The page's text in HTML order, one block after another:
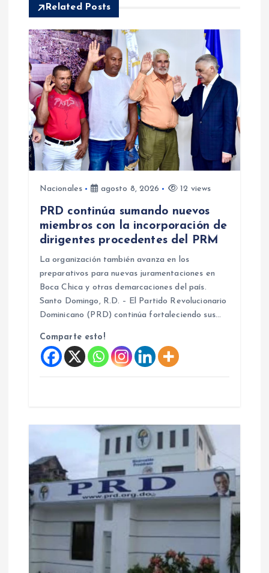
ó
n
d
e
e
Related Posts
Nacionales agosto 8, 2026 12 views
PRD continúa sumando nuevos
miembros con la incorporación de
dirigentes procedentes del PRM
La organización también avanza en los
preparativos para nuevas juramentaciones en
Boca Chica y otras demarcaciones del país.
Santo Domingo, R.D. – El Partido Revolucionario
Dominicano (PRD) continúa fortaleciendo sus…
Comparte esto!